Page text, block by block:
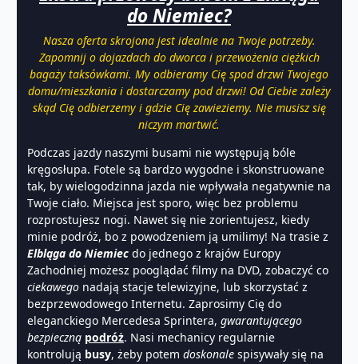
do Niemiec?
Nasza oferta skrojona jest idealnie na Twoje potrzeby.
Zapomnij o dojazdach do dworca i przewożenia ciężkich
bagaży taksówkami. My odbieramy Cię spod drzwi Twojego
domu/mieszkania i dostarczamy pod drzwi! Od Ciebie zależy
skąd Cię odbierzemy i gdzie Cię zawieziemy. Nie musisz się
niczym martwić.
Podczas jazdy naszymi busami nie występują bóle
kręgosłupa. Fotele są bardzo wygodne i skonstruowane
tak, by wielogodzinna jazda nie wpływała negatywnie na
Twoje ciało. Miejsca jest sporo, więc bez problemu
rozprostujesz nogi. Nawet się nie zorientujesz, kiedy
minie podróż, bo z powodzeniem ją umilimy! Na trasie z
Elbląga do Niemiec do jednego z krajów Europy
Zachodniej możesz pooglądać filmy na DVD, zobaczyć co
ciekawego nadają stacje telewizyjne, lub skorzystać z
bezprzewodowego Internetu. Zaprosimy Cię do
eleganckiego Mercedesa Sprintera, gwarantującego
bezpieczną podróż. Nasi mechanicy regularnie
kontrolują busy, żeby potem doskonale spisywały się na